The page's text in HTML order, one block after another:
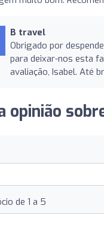
B travel
Obrigado por
para deixar-nos esta
avaliação, Isabel. Até
opinião
de 1 a 5